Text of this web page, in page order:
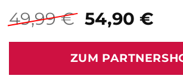
49,99€
Preis
war:
49,99 €
54,90 €
ist:
ZUM